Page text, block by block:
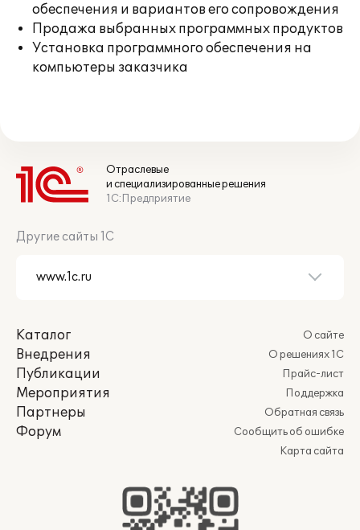
обеспечения и вариантов его сопровождения
Продажа выбранных программных продуктов
Установка программного обеспечения на
компьютеры заказчика
Отраслевые
и специализированные решения
1С:Предприятие
Другие сайты 1С
Каталог
Внедрения
Публикации
Мероприятия
Партнеры
Форум
О сайте
О решениях 1С
Прайс-лист
Поддержка
Обратная связь
Сообщить об ошибке
Карта сайта